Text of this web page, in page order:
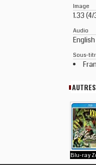
Image
1.33
Audio
Sous-
Blu-ray